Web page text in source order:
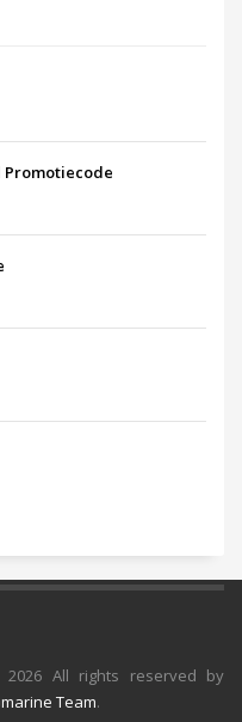
Promotiecode
2026 All rights reserved by
Team.